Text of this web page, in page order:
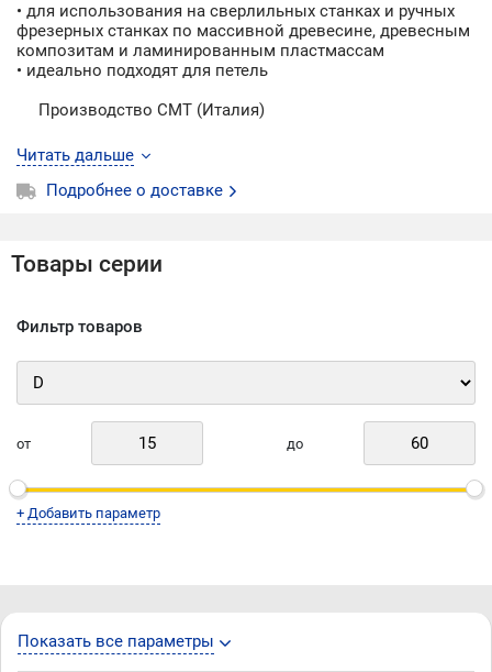
• для использования на сверлильных станках и ручных
фрезерных станках по массивной древесине, древесным
композитам и ламинированным пластмассам
• идеально подходят для петель
Производство CMT (Италия)
Читать дальше
Подробнее о доставке
Товары серии
Фильтр товаров
от до
+ Добавить параметр
Показать все параметры